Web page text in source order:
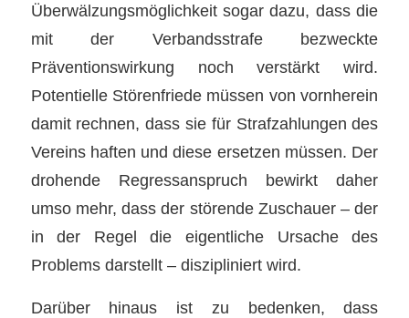
Überwälzungsmöglichkeit sogar dazu, dass die
mit der Verbandsstrafe bezweckte
Präventionswirkung noch verstärkt wird.
Potentielle Störenfriede müssen von vornherein
damit rechnen, dass sie für Strafzahlungen des
Vereins haften und diese ersetzen müssen. Der
drohende Regressanspruch bewirkt daher
umso mehr, dass der störende Zuschauer – der
in der Regel die eigentliche Ursache des
Problems darstellt – diszipliniert wird.
Darüber hinaus ist zu bedenken, dass